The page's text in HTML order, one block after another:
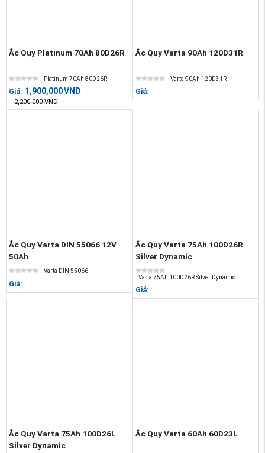
Ắc Quy Platinum 70Ah 80D26R
Platinum 70Ah 80D26R
Giá: 1,900,000VND
2,200,000 VND
Ắc Quy Varta 90Ah 120D31R
Varta 90Ah 120D31R
Giá:
Ắc Quy Varta DIN 55066 12V
50Ah
Varta DIN 55066
Giá:
Ắc Quy Varta 75Ah 100D26R
Silver Dynamic
Varta 75Ah 100D26R Silver Dynamic
Giá:
Ắc Quy Varta 75Ah 100D26L
Silver Dynamic
Ắc Quy Varta 60Ah 60D23L